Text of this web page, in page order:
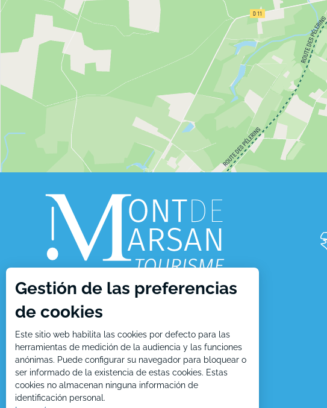
1, place Charles de Gaulle
40000 Mont de Marsan
Tél : +33 5 58 05 87 37
Contáctenos
Gestión de las preferencias
de cookies
Este sitio web habilita las cookies por defecto para las
herramientas de medición de la audiencia y las funciones
anónimas. Puede configurar su navegador para bloquear o
ser informado de la existencia de estas cookies. Estas
cookies no almacenan ninguna información de
identificación personal.